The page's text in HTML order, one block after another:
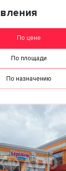
По цене
По площади
По назначению